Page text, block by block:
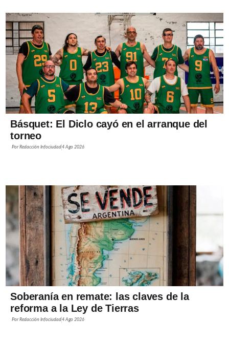
Básquet: El Diclo cayó en el arranque del
torneo
PorRedacción Infociudad4 Ago 2026
Soberanía en remate: las claves de la
reforma a la Ley de Tierras
PorRedacción Infociudad4 Ago 2026